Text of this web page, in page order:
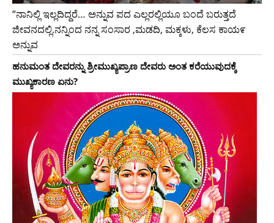
“ನಾನಿಲ್ಲಿ ಇಲ್ಲದಿದ್ದರೆ… ಅನ್ನುವ ಪದ ಎಲ್ಲರಲ್ಲಿಯೂ ಬಂದೆ ಬರುತ್ತದೆ
ಜೀವನದಲ್ಲಿ.ನನ್ನಿಂದ ನನ್ನ ಸಂಸಾರ ,ಮಡದಿ, ಮಕ್ಕಳು, ಕೆಲಸ ಕಾಯ೯
ಅನ್ನುವ
ಹನುಮಂತ ದೇವರನ್ನು ಶ್ರೀಮುಖ್ಯಪ್ರಾಣ ದೇವರು ಅಂತ ಕರೆಯುವುದಕ್ಕೆ
ಮುಖ್ಯಕಾರಣ ಏನು?